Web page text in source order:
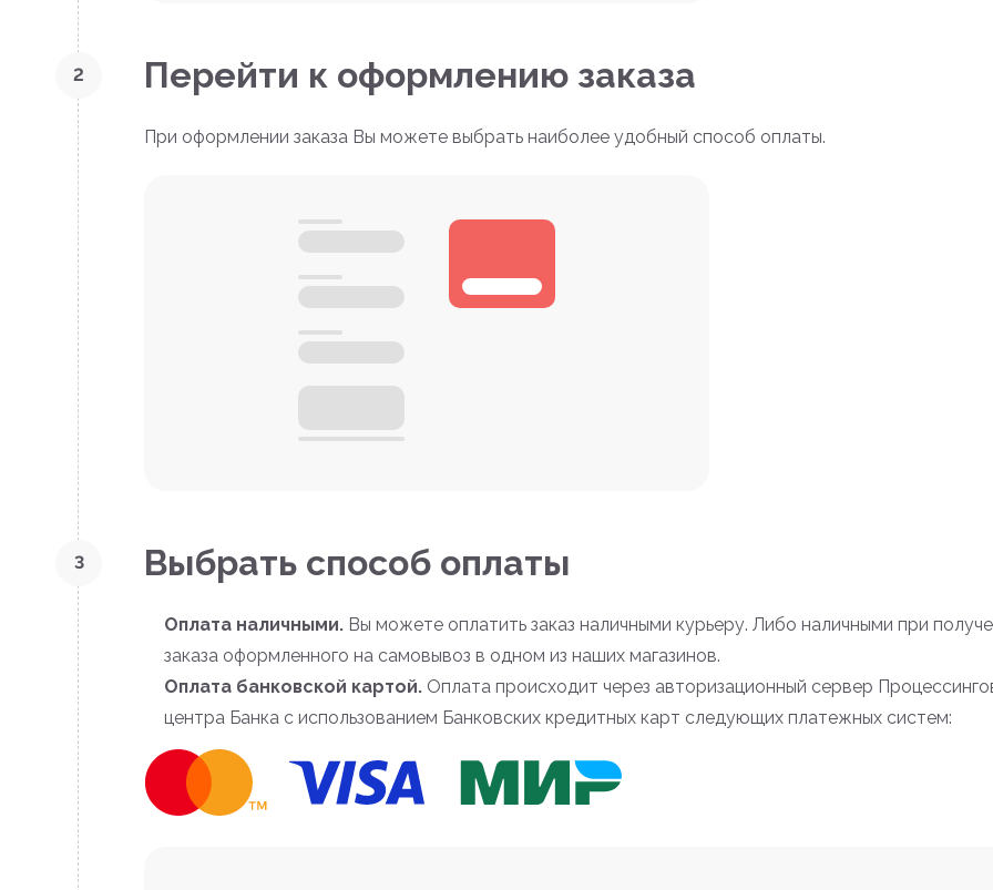
2 Перейти к оформлению заказа
При оформлении заказа Вы можете выбрать наиболее удобный способ оплаты.
3 Выбрать способ оплаты
Оплата наличными. Вы можете оплатить заказ наличными курьеру. Либо наличными при
заказа оформленного на самовывоз в одном из наших магазинов.
Оплата банковской картой. Оплата происходит через авторизационный сервер
центра Банка с использованием Банковских кредитных карт следующих платежных систем: